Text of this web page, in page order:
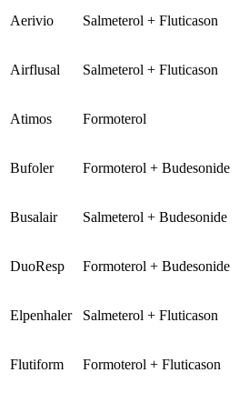
Aerivio Salmeterol + Fluticason
Airflusal Salmeterol + Fluticason
Atimos Formoterol
Bufoler Formoterol + Budesonide
Busalair Salmeterol + Budesonide
DuoResp Formoterol + Budesonide
Elpenhaler Salmeterol + Fluticason
Flutiform Formoterol + Fluticason